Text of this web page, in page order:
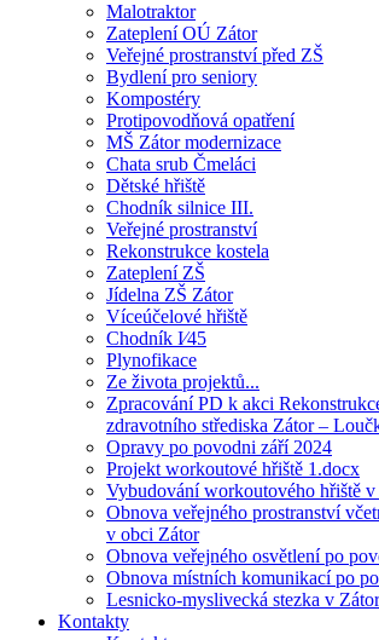
Malotraktor
Zateplení OÚ Zátor
Veřejné prostranství před ZŠ
Bydlení pro seniory
Kompostéry
Protipovodňová opatření
MŠ Zátor modernizace
Chata srub Čmeláci
Dětské hřiště
Chodník silnice III.
Veřejné prostranství
Rekonstrukce kostela
Zateplení ZŠ
Jídelna ZŠ Zátor
Víceúčelové hřiště
Chodník I⁄45
Plynofikace
Ze života projektů...
Zpracování PD k akci
zdravotního střediska Zátor –
Opravy po povodni září 2024
Projekt workoutové hřiště 1.docx
Vybudování workoutového hřiště
Obnova veřejného prostranství
v obci Zátor
Obnova veřejného osvětlení po
Obnova místních komunikací po
Lesnicko-myslivecká stezka v
Kontakty